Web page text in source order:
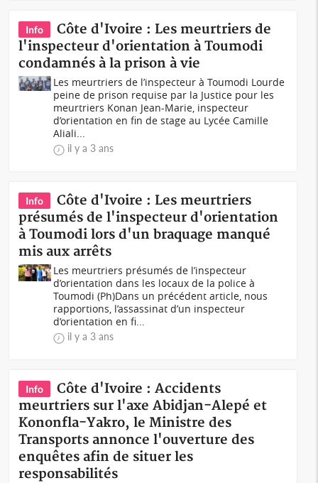
Info
Côte d'Ivoire : Les meurtriers de
l'inspecteur d'orientation à Toumodi
condamnés à la prison à vie
Les meurtriers de l’inspecteur à Toumodi Lourde
peine de prison requise par la Justice pour les
meurtriers Konan Jean-Marie, inspecteur
d’orientation en fin de stage au Lycée Camille
Aliali...
il y a 3 ans
Info
Côte d'Ivoire : Les meurtriers
présumés de l'inspecteur d'orientation
à Toumodi lors d'un braquage manqué
mis aux arrêts
Les meurtriers présumés de l’inspecteur
d’orientation dans les locaux de la police à
Toumodi (Ph)Dans un précédent article, nous
rapportions, l’assassinat d’un inspecteur
d’orientation en fi...
il y a 3 ans
Info
Côte d'Ivoire : Accidents
meurtriers sur l'axe Abidjan-Alepé et
Kononfla-Yakro, le Ministre des
Transports annonce l'ouverture des
enquêtes afin de situer les
responsabilités